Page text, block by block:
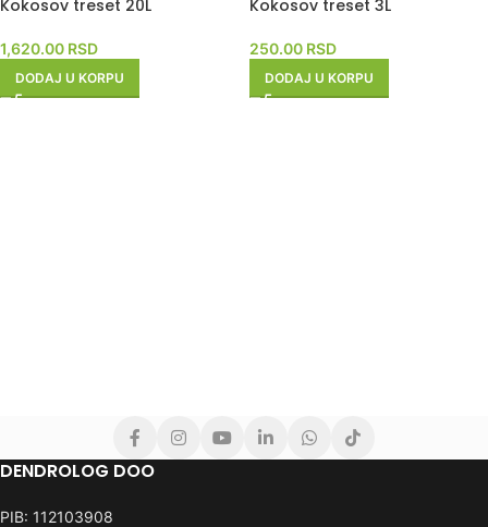
Kokosov treset 20L
1,620.00 RSD
DODAJ U KORPU
Kokosov treset 3L
250.00 RSD
DODAJ U KORPU
DENDROLOG DOO
PIB: 112103908